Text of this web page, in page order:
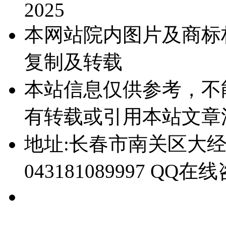
2025
本网站院内图片及商
复制及转载
本站信息仅供参考，
有转载或引用本站文
地址:长春市南关区大
043181089997 QQ在